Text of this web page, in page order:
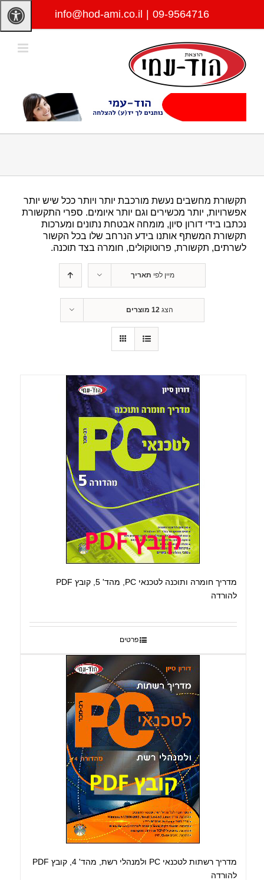
09-9564716
|
info@hod-ami.co.il
תקשורת מחשבים נעשת מורכבת יותר ויותר ככל שיש יותר
אפשרויות, יותר מכשירים וגם יותר איומים. ספרי התקשורת
נכתבו בידי דורון סיון, מומחה אבטחת נתונים ומערכות
תקשורת המשתף אותנו בידע הנרחב שלו בכל הקשור
לשרתים, תקשורת, פרוטוקולים, חומרה בצד תוכנה.
מיין לפי תאריך
הצג 12 מוצרים
מדריך חומרה ותוכנה לטכנאי PC, מהד' 5, קובץ PDF
להורדה
פרטים
מדריך רשתות לטכנאי PC ולמנהלי רשת, מהד' 4, קובץ PDF
להורדה